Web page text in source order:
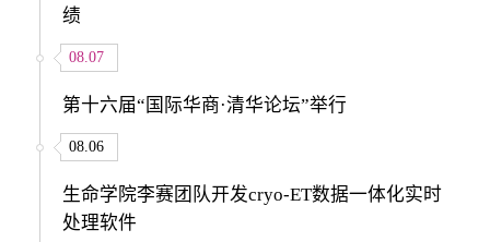
绩
08.07
第十六届“国际华商·清华论坛”举行
08.06
生命学院李赛团队开发cryo-ET数据一体化实时
处理软件